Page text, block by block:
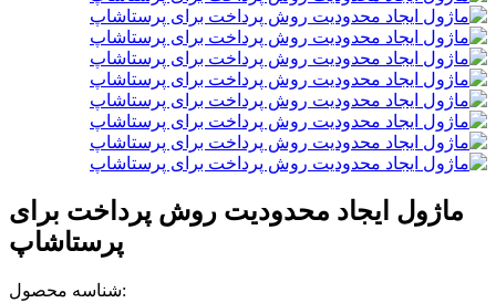
ماژول ایجاد محدودیت روش پرداخت برای
پرستاشاپ
شناسه محصول: